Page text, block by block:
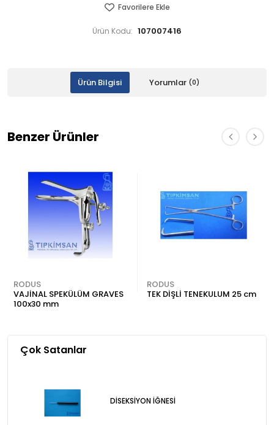
Favorilere Ekle
Ürün Kodu: 107007416
Ürün Bilgisi Yorumlar (0)
Benzer Ürünler
RODUS
VAJİNAL SPEKÜLÜM GRAVES
100x30 mm
RODUS
TEK DİŞLİ TENEKULUM 25 cm
Çok Satanlar
DİSEKSİYON İĞNESİ